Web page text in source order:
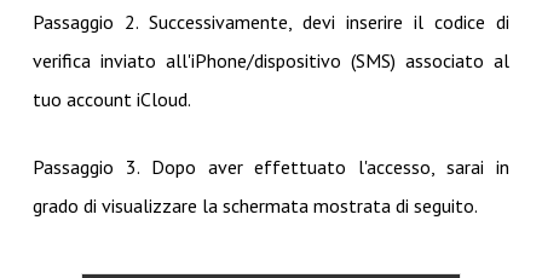
Passaggio 2. Successivamente, devi inserire il codice di
verifica inviato all'iPhone/dispositivo (SMS) associato al
tuo account iCloud.
Passaggio 3. Dopo aver effettuato l'accesso, sarai in
grado di visualizzare la schermata mostrata di seguito.